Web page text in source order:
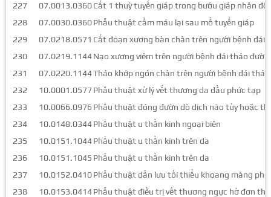
227
07.0013.0360Cắt 1 thuỳ tuyến giáp trong bướu giáp nhân
228
07.0030.0360Phẫu thuật cầm máu lại sau mổ tuyến giáp
229
07.0218.0571 Cắt đoạn xương bàn chân trên người bệnh đái
230
07.0219.1144Nạo xương viêm trên người bệnh đái tháo
231
07.0220.1144Tháo khớp ngón chân trên người bệnh đái
232
10.0001.0577Phẫu thuật xử lý vết thương da đầu phức tạp
233
10.0066.0976 Phẫu thuật đóng đườn dò dịch não tủy hoặc
234
10.0148.0344Phẫu thuật u thần kinh ngoại biên
235
10.0151.1044Phẫu thuật u thần kinh trên da
236
10.0151.1045 Phẫu thuật u thần kinh trên da
237
10.0152.0410Phẫu thuật dẫn lưu tối thiểu khoang màng phổi
238
10.0153.0414Phẫu thuật điều trị vết thương ngực hở đơn